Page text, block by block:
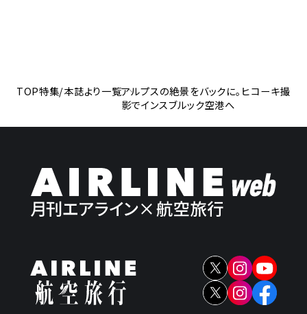
TOP特集/本誌より一覧アルプスの絶景をバックに。ヒコーキ撮
影でインスブルック空港へ